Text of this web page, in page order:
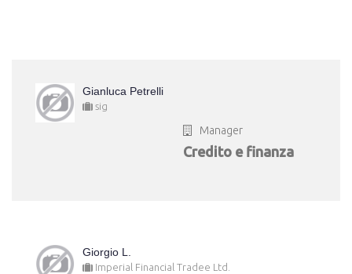
Gianluca Petrelli
sig
Manager
Credito e finanza
Giorgio L.
Imperial Financial Tradee Ltd.